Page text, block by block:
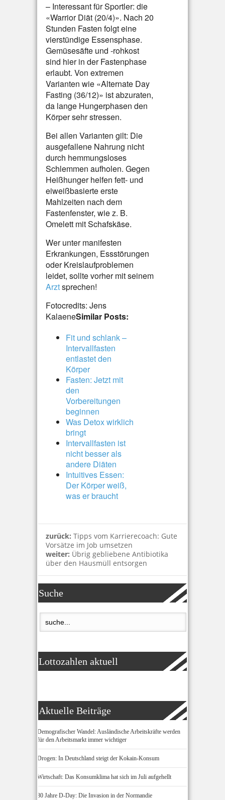
– Interessant für Sportler: die
«Warrior Diät (20/4)». Nach 20
Stunden Fasten folgt eine
vierstündige Essensphase.
Gemüsesäfte und -rohkost
sind hier in der Fastenphase
erlaubt. Von extremen
Varianten wie «Alternate Day
Fasting (36/12)» ist abzuraten,
da lange Hungerphasen den
Körper sehr stressen.
Bei allen Varianten gilt: Die
ausgefallene Nahrung nicht
durch hemmungsloses
Schlemmen aufholen. Gegen
Heißhunger helfen fett- und
eiweißbasierte erste
Mahlzeiten nach dem
Fastenfenster, wie z. B.
Omelett mit Schafskäse.
Wer unter manifesten
Erkrankungen, Essstörungen
oder Kreislaufproblemen
leidet, sollte vorher mit seinem
Arztsprechen!
Fotocredits: Jens
KalaeneSimilar Posts:
Fit und schlank –
Intervallfasten
entlastet den
Körper
Fasten: Jetzt mit
den
Vorbereitungen
beginnen
Was Detox wirklich
bringt
Intervallfasten ist
nicht besser als
andere Diäten
Intuitives Essen:
Der Körper weiß,
was er braucht
zurück: Tipps vom Karrierecoach: Gute
Vorsätze im Job umsetzen
weiter: Übrig gebliebene Antibiotika
über den Hausmüll entsorgen
Suche
Lottozahlen aktuell
Aktuelle Beiträge
Demografischer Wandel: Ausländische Arbeitskräfte werden
für den Arbeitsmarkt immer wichtiger
Drogen: In Deutschland steigt der Kokain-Konsum
Wirtschaft: Das Konsumklima hat sich im Juli aufgehellt
80 Jahre D-Day: Die Invasion in der Normandie